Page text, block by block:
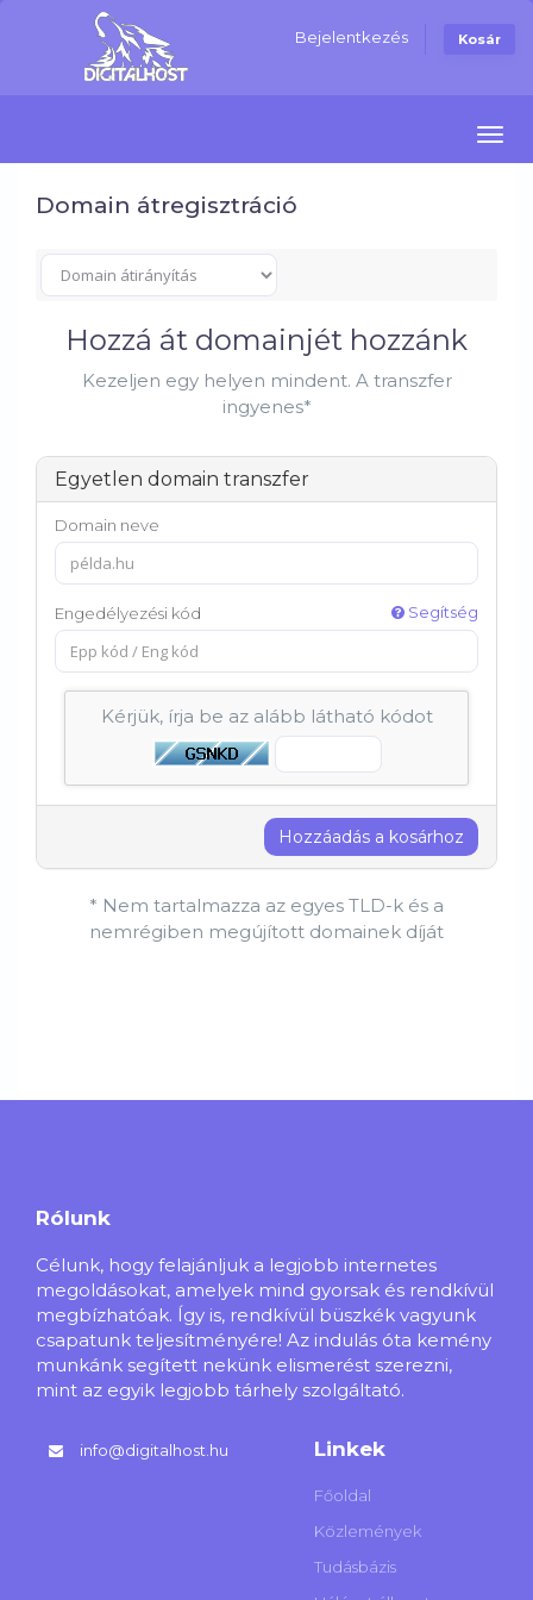
Bejelentkezés Kosár
Domain átregisztráció
Hozzá át domainjét hozzánk
Kezeljen egy helyen mindent. A transzfer
ingyenes*
Egyetlen domain transzfer
Domain neve
Engedélyezési kód Segítség
Kérjük, írja be az alább látható kódot
Hozzáadás a kosárhoz
* Nem tartalmazza az egyes TLD-k és a
nemrégiben megújított domainek díját
Rólunk
Célunk, hogy felajánljuk a legjobb internetes
megoldásokat, amelyek mind gyorsak és rendkívül
megbízhatóak. Így is, rendkívül büszkék vagyunk
csapatunk teljesítményére! Az indulás óta kemény
munkánk segített nekünk elismerést szerezni,
mint az egyik legjobb tárhely szolgáltató.
info@digitalhost.hu Linkek
Főoldal
Közlemények
Tudásbázis